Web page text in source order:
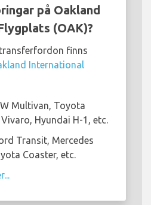
på Oakland
(OAK)?
finns
International
Multivan, Toyota
Vivaro, Hyundai H-1, etc.
Transit, Mercedes
Coaster, etc.